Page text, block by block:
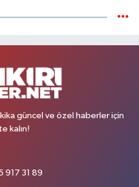
güncel ve özel haberler için
kalın!
917 31 89